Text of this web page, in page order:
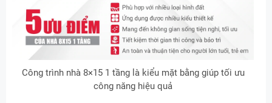
Công trình nhà 8×15 1 tầng là kiểu mặt bằng giúp tối ưu
công năng hiệu quả